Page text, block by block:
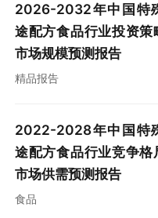
2026-2032年中国特
途配方食品行业投资策
市场规模预测报告
精品报告
2022-2028年中国特
途配方食品行业竞争格
市场供需预测报告
食品